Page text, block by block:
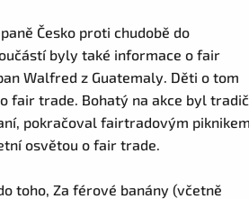
Česko proti chudobě do
byly také informace o fair
Walfred z Guatemaly. Děti o tom
fair trade. Bohatý na akce byl
pokračoval fairtradovým piknikem
osvětou o fair trade.
toho, Za férové banány (včetně